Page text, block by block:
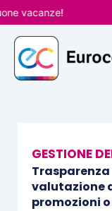
Vai
al
contenuto
GESTIONE
valutazione
promozioni